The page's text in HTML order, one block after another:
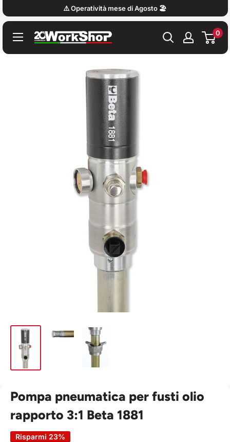
al
contenuto
⚠️ Operatività mese di Agosto 🏖️
Work
0
Pompa pneumatica per fusti olio
rapporto 3:1 Beta 1881
Risparmi 23%